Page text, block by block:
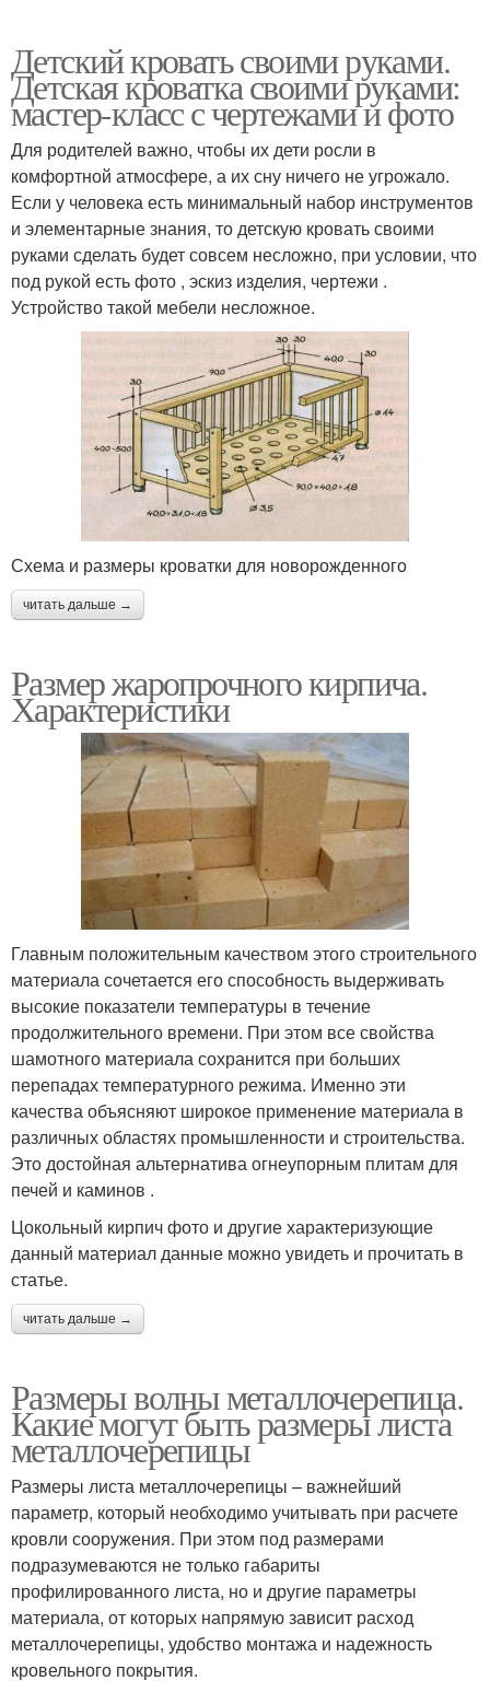
Детский кровать своими руками.
Детская кроватка своими руками:
мастер-класс с чертежами и фото
Для родителей важно, чтобы их дети росли в
комфортной атмосфере, а их сну ничего не угрожало.
Если у человека есть минимальный набор инструментов
и элементарные знания, то детскую кровать своими
руками сделать будет совсем несложно, при условии, что
под рукой есть фото , эскиз изделия, чертежи .
Устройство такой мебели несложное.
Схема и размеры кроватки для новорожденного
читать дальше →
Размер жаропрочного кирпича.
Характеристики
Главным положительным качеством этого строительного
материала сочетается его способность выдерживать
высокие показатели температуры в течение
продолжительного времени. При этом все свойства
шамотного материала сохранится при больших
перепадах температурного режима. Именно эти
качества объясняют широкое применение материала в
различных областях промышленности и строительства.
Это достойная альтернатива огнеупорным плитам для
печей и каминов .
Цокольный кирпич фото и другие характеризующие
данный материал данные можно увидеть и прочитать в
статье.
читать дальше →
Размеры волны металлочерепица.
Какие могут быть размеры листа
металлочерепицы
Размеры листа металлочерепицы – важнейший
параметр, который необходимо учитывать при расчете
кровли сооружения. При этом под размерами
подразумеваются не только габариты
профилированного листа, но и другие параметры
материала, от которых напрямую зависит расход
металлочерепицы, удобство монтажа и надежность
кровельного покрытия.